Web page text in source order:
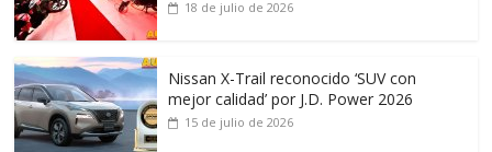
18 de julio de 2026
Nissan X-Trail reconocido ‘SUV con
mejor calidad’ por J.D. Power 2026
15 de julio de 2026